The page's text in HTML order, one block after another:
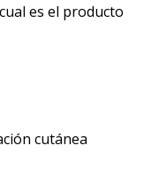
es el producto
cutánea